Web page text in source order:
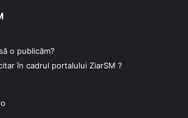
o publicăm?
în cadrul portalului ZiarSM ?